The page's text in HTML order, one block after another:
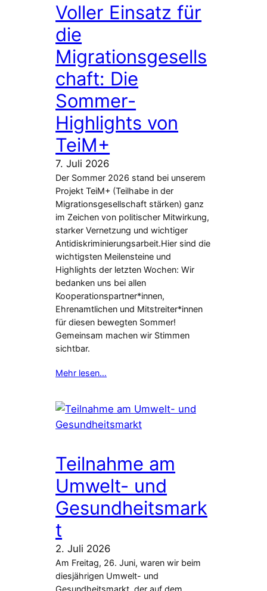
Voller Einsatz für
die
Migrationsgesells
chaft: Die
Sommer-
Highlights von
TeiM+
7. Juli 2026
Der Sommer 2026 stand bei unserem
Projekt TeiM+ (Teilhabe in der
Migrationsgesellschaft stärken) ganz
im Zeichen von politischer Mitwirkung,
starker Vernetzung und wichtiger
Antidiskriminierungsarbeit.Hier sind die
wichtigsten Meilensteine und
Highlights der letzten Wochen: Wir
bedanken uns bei allen
Kooperationspartner*innen,
Ehrenamtlichen und Mitstreiter*innen
für diesen bewegten Sommer!
Gemeinsam machen wir Stimmen
sichtbar.
Mehr lesen…
Teilnahme am
Umwelt- und
Gesundheitsmark
t
2. Juli 2026
Am Freitag, 26. Juni, waren wir beim
diesjährigen Umwelt- und